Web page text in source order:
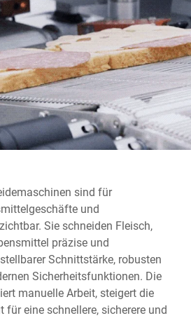
sind für
und
Sie schneiden Fleisch,
präzise und
Schnittstärke, robusten
Sicherheitsfunktionen. Die
manuelle Arbeit, steigert die
für eine schnellere, sicherere und